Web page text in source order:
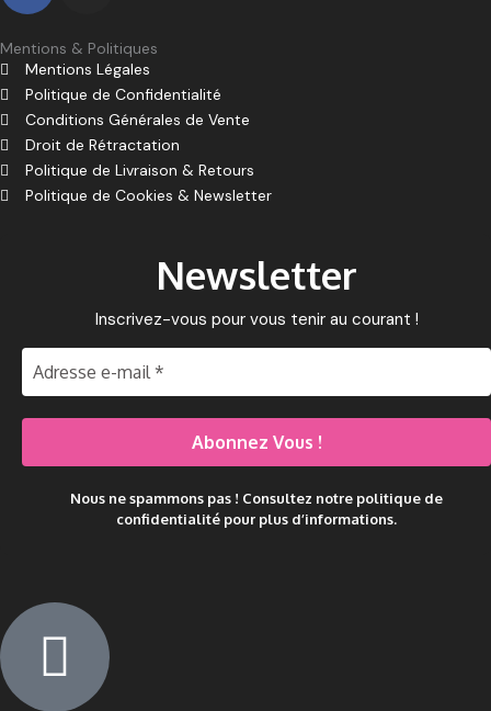
b
o
o
k
a
g
r
a
m
b
e
e
b
o
o
k
t
a
g
r
a
m
Mentions & Politiques
Mentions Légales
Politique de Confidentialité
Conditions Générales de Vente
Droit de Rétractation
Politique de Livraison & Retours
Politique de Cookies & Newsletter
Newsletter
Inscrivez-vous pour vous tenir au courant !
Nous ne spammons pas ! Consultez notre politique de
confidentialité pour plus d’informations.